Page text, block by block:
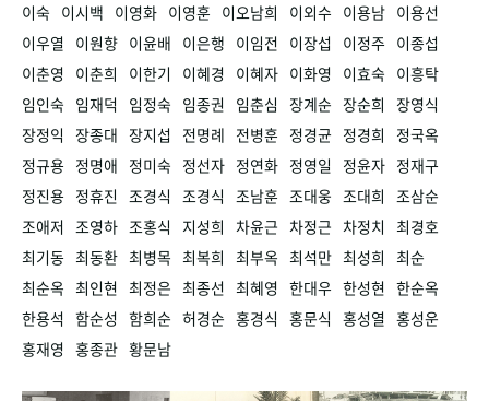
이숙 이시백 이영화 이영훈 이오남희 이외수 이용남 이용선
이우열
이원향 이윤배 이은행 이임전 이장섭 이정주 이종섭
이춘영
이춘희 이한기 이혜경 이혜자 이화영 이효숙 이흥탁
임인숙 임재덕 임정숙 임종권 임춘심 장계순 장순희 장영식
장정익 장종대 장지섭 전명례 전병훈 정경균 정경희
정국옥
정규용 정명애 정미숙 정선자 정연화 정영일 정윤자 정재구
정진용 정휴진 조경식 조경식 조남훈 조대웅 조대희 조삼순
조애저 조영하 조홍식 지성희 차윤근 차정근 차정치 최경호
최기동 최동환 최병목 최복희 최부옥 최석만 최성희 최순
최순옥 최인현 최정은 최종선 최혜영 한대우 한성현 한순옥
한용석 함순성 함희순 허경순 홍경식 홍문식 홍성열 홍성운
홍재영 홍종관 황문남